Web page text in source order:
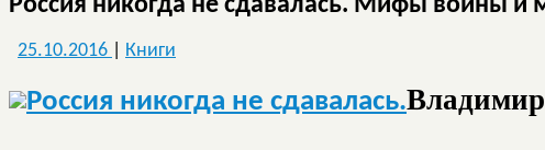
Россия никогда не сдавалась. Мифы войны и
25.10.2016 Книги